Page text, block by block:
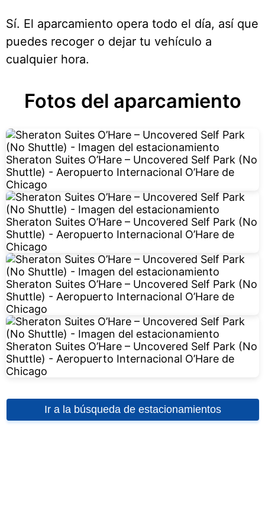
Sí. El aparcamiento opera todo el día, así que
puedes recoger o dejar tu vehículo a
cualquier hora.
Fotos del aparcamiento
Ir a la búsqueda de estacionamientos